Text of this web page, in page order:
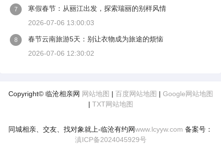
7
寒假春节：从丽江出发，探索瑞丽的别样风情
2026-07-06 13:00:03
8
春节云南旅游5天：别让衣物成为旅途的烦恼
2026-07-06 12:30:02
Copyright© 临沧相亲网 网站地图 | 百度网站地图 | Google网站地图
| TXT网站地图
同城相亲、交友、找对象就上-临沧有约网www.lcyyw.com 备案号：
滇ICP备2024045929号